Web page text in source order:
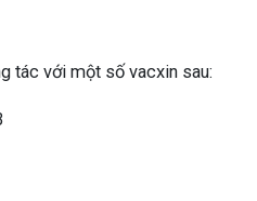
tác với một số vacxin sau: